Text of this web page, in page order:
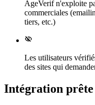
AgeVerif n'exploite
commerciales
tiers, etc.)
Les utilisateurs
des sites qui
Intégration